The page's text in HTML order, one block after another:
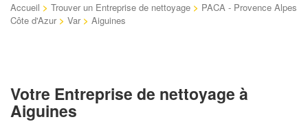
Accueil > Trouver un Entreprise de nettoyage > PACA - Provence Alpes
Côte d'Azur > Var > Aiguines
Votre Entreprise de nettoyage à
Aiguines